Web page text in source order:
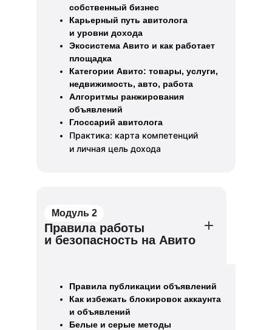
собственный бизнес
Карьерный путь авитолога
и уровни дохода
Экосистема Авито и как работает
площадка
Категории Авито: товары, услуги,
недвижимость, авто, работа
Алгоритмы ранжирования
объявлений
Глоссарий авитолога
Практика: карта компетенций
и личная цель дохода
Модуль 2
Правила работы
и безопасность на Авито
Правила публикации объявлений
Как избежать блокировок аккаунта
и объявлений
Белые и серые методы